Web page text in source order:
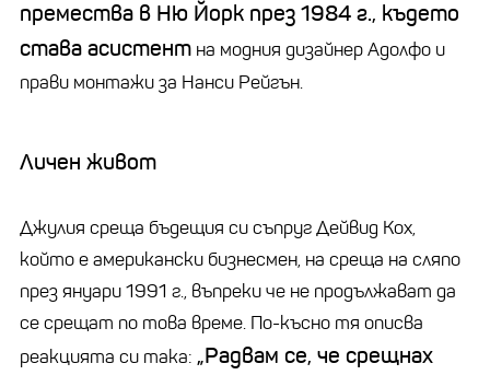
премества в Ню Йорк през 1984 г., където
става асистент на модния дизайнер Адолфо и
прави монтажи за Нанси Рейгън.
Личен живот
Джулия среща бъдещия си съпруг Дейвид Кох,
който е американски бизнесмен, на среща на сляпо
през януари 1991 г., въпреки че не продължават да
се срещат по това време. По-късно тя описва
реакцията си така: „Радвам се, че срещнах